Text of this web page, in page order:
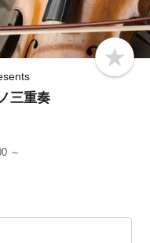
b
o
三重奏
～